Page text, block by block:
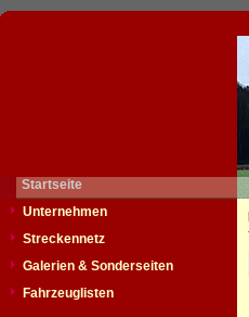
Startseite
Unternehmen
Streckennetz
Galerien & Sonderseiten
Fahrzeuglisten